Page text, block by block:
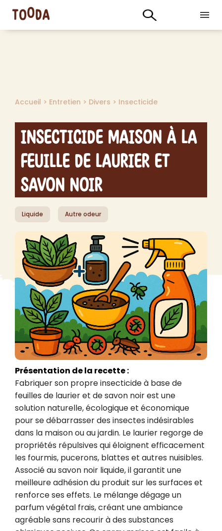
Accueil > Entretien > Divers > Insecticide
Insecticide Maison à la
Feuille de Laurier et
Savon Noir
Liquide Autre odeur
Présentation de la recette :
Fabriquer son propre insecticide à base de
feuilles de laurier et de savon noir est une
solution naturelle, écologique et économique
pour se débarrasser des insectes indésirables
dans la maison ou au jardin. Le laurier regorge de
propriétés répulsives qui éloignent efficacement
les fourmis, pucerons, blattes et autres nuisibles.
Associé au savon noir liquide, il garantit une
meilleure adhésion du produit sur les surfaces et
renforce ses effets. Le mélange dégage un
parfum végétal frais, créant une ambiance
agréable sans recourir à des substances